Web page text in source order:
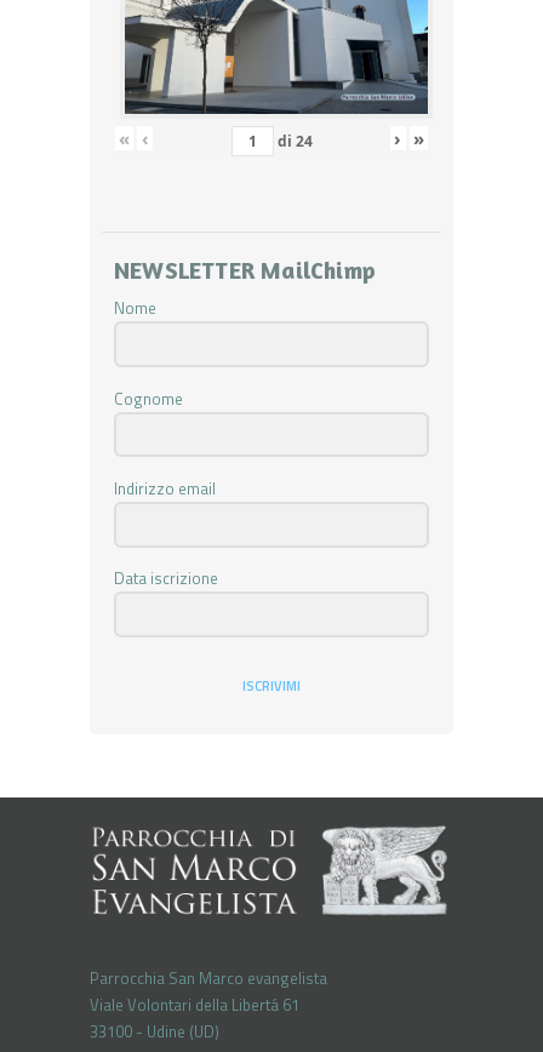
« ‹ di 24 › »
NEWSLETTER MailChimp
Nome
Cognome
Indirizzo email
Data iscrizione
ISCRIVIMI
Parrocchia San Marco evangelista
Viale Volontari della Libertá 61
33100 - Udine (UD)